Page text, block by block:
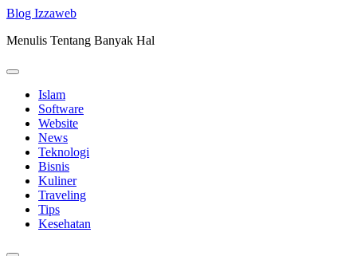
Skip
content
Blog Izzaweb
Menulis Tentang Banyak Hal
Islam
Software
Website
News
Teknologi
Bisnis
Kuliner
Traveling
Tips
Kesehatan